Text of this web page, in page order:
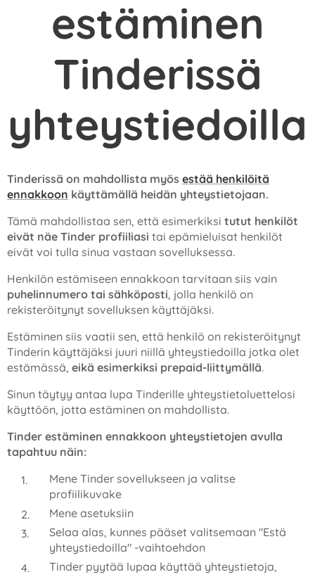
estäminen
Tinderissä
yhteystiedoilla
Tinderissä on mahdollista myös estää henkilöitä
ennakkoon käyttämällä heidän yhteystietojaan.
Tämä mahdollistaa sen, että esimerkiksi tutut henkilöt
eivät näe Tinder profiiliasi tai epämieluisat henkilöt
eivät voi tulla sinua vastaan sovelluksessa.
Henkilön estämiseen ennakkoon tarvitaan siis vain
puhelinnumero tai sähköposti, jolla henkilö on
rekisteröitynyt sovelluksen käyttäjäksi.
Estäminen siis vaatii sen, että henkilö on rekisteröitynyt
Tinderin käyttäjäksi juuri niillä yhteystiedoilla jotka olet
estämässä, eikä esimerkiksi prepaid-liittymällä.
Sinun täytyy antaa lupa Tinderille yhteystietoluettelosi
käyttöön, jotta estäminen on mahdollista.
Tinder estäminen ennakkoon yhteystietojen avulla
tapahtuu näin:
Mene Tinder sovellukseen ja valitse
profiilikuvake
Mene asetuksiin
Selaa alas, kunnes pääset valitsemaan "Estä
yhteystiedoilla" -vaihtoehdon
Tinder pyytää lupaa käyttää yhteystietoja,